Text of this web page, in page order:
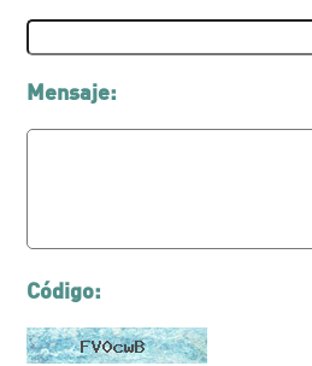
Mensaje:
Código: